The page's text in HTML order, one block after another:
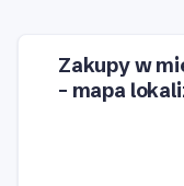
Zakupy w
– mapa